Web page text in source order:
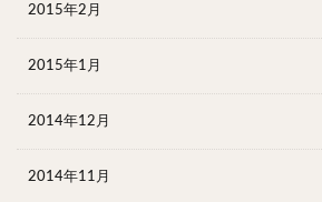
2015年2月
2015年1月
2014年12月
2014年11月